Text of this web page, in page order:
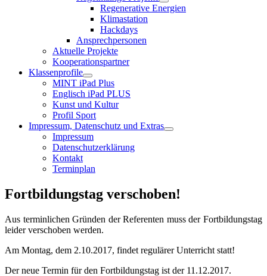
Regenerative Energien
Klimastation
Hackdays
Ansprechpersonen
Aktuelle Projekte
Kooperationspartner
Klassenprofile
MINT iPad Plus
Englisch iPad PLUS
Kunst und Kultur
Profil Sport
Impressum, Datenschutz und Extras
Impressum
Datenschutzerklärung
Kontakt
Terminplan
Fortbildungstag verschoben!
Aus terminlichen Gründen der Referenten muss der Fortbildungstag
leider verschoben werden.
Am Montag, dem 2.10.2017, findet regulärer Unterricht statt!
Der neue Termin für den Fortbildungstag ist der 11.12.2017.